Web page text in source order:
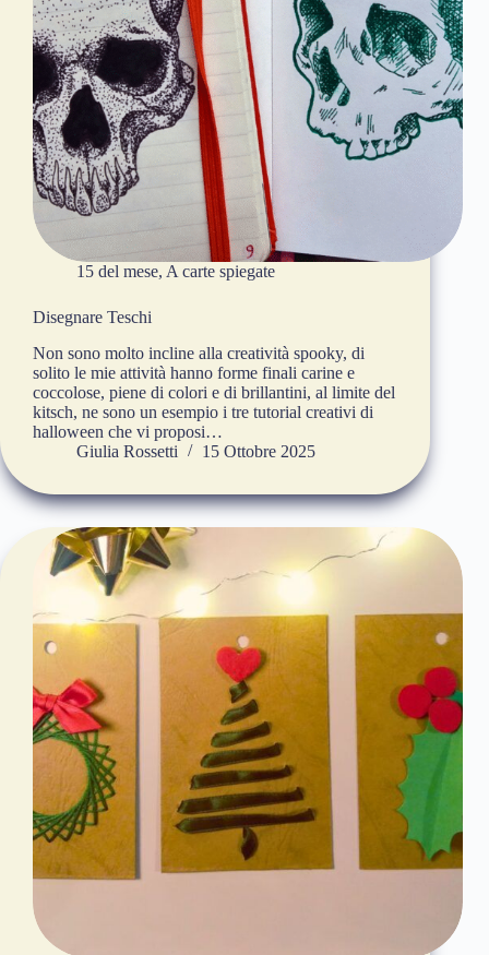
15 del mese, A carte spiegate
Disegnare Teschi
Non sono molto incline alla creatività spooky, di
solito le mie attività hanno forme finali carine e
coccolose, piene di colori e di brillantini, al limite del
kitsch, ne sono un esempio i tre tutorial creativi di
halloween che vi proposi…
Giulia Rossetti
15 Ottobre 2025